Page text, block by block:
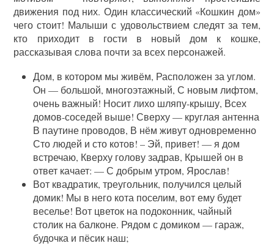
движения под них. Один классический «Кошкин дом»
чего стоит! Малыши с удовольствием следят за тем,
кто приходит в гости в новый дом к кошке,
рассказывая слова почти за всех персонажей.
Дом, в котором мы живём, Расположен за углом.
Он — большой, многоэтажный, С новым лифтом,
очень важный! Носит лихо шляпу-крышу, Всех
домов-соседей выше! Сверху — круглая антенна
В паутине проводов, В нём живут одновременно
Сто людей и сто котов! – Эй, привет! — я дом
встречаю, Кверху голову задрав, Крышей он в
ответ качает: — С добрым утром, Ярослав!
Вот квадратик, треугольник, получился целый
домик! Мы в него кота поселим, вот ему будет
веселье! Вот цветок на подоконник, чайный
столик на балконе. Рядом с домиком — гараж,
будочка и пёсик наш;